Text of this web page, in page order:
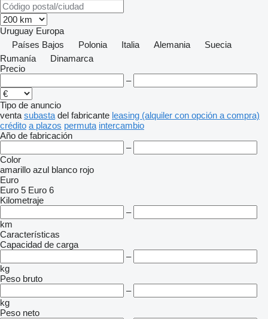
Uruguay Europa
Países Bajos
Polonia Italia Alemania
Suecia
Rumanía
Dinamarca
Precio
–
Tipo de anuncio
venta subasta del fabricante leasing (alquiler con opción a compra)
crédito a plazos permuta intercambio
Año de fabricación
–
Color
amarillo azul blanco rojo
Euro
Euro 5 Euro 6
Kilometraje
–
km
Características
Capacidad de carga
–
kg
Peso bruto
–
kg
Peso neto